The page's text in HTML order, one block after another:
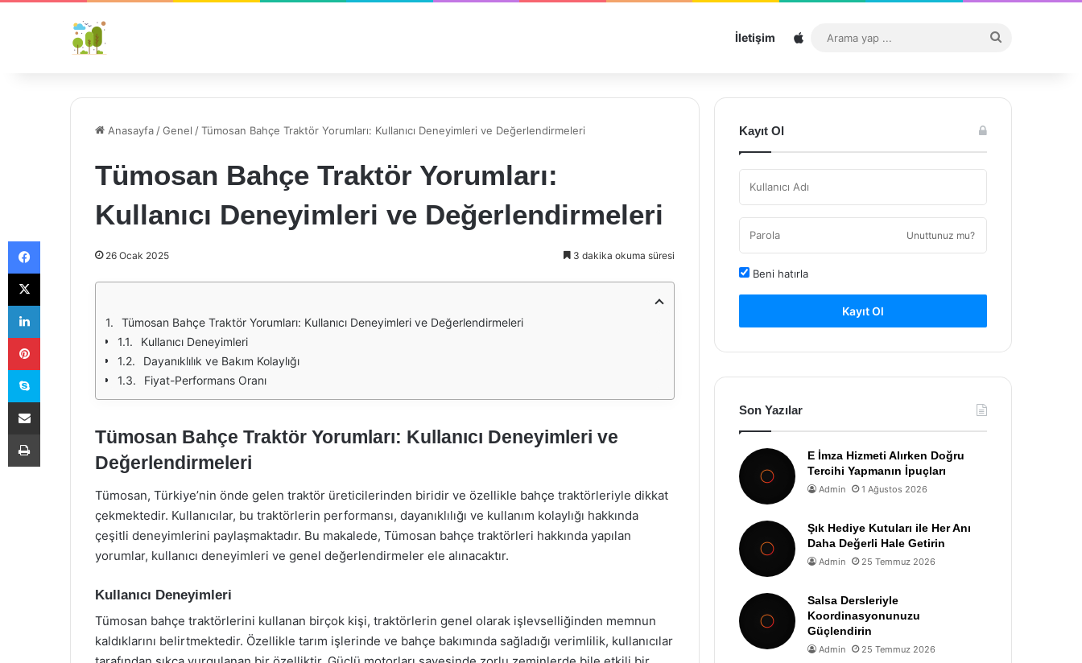
İletişim Sitemap
...
Anasayfa /Genel /Tümosan Bahçe Traktör Yorumları: Kullanıcı Deneyimleri ve Değerlendirmeleri
Tümosan Bahçe Traktör Yorumları:
Kullanıcı Deneyimleri ve Değerlendirmeleri
26 Ocak 2025 3 dakika okuma süresi
Tümosan Bahçe Traktör Yorumları: Kullanıcı Deneyimleri ve Değerlendirmeleri
Kullanıcı Deneyimleri
Dayanıklılık ve Bakım Kolaylığı
Fiyat-Performans Oranı
Tümosan Bahçe Traktör Yorumları: Kullanıcı Deneyimleri ve
Değerlendirmeleri
Tümosan, Türkiye’nin önde gelen traktör üreticilerinden biridir ve özellikle bahçe traktörleriyle dikkat
çekmektedir. Kullanıcılar, bu traktörlerin performansı, dayanıklılığı ve kullanım kolaylığı hakkında
çeşitli deneyimlerini paylaşmaktadır. Bu makalede, Tümosan bahçe traktörleri hakkında yapılan
yorumlar, kullanıcı deneyimleri ve genel değerlendirmeler ele alınacaktır.
Kullanıcı Deneyimleri
Tümosan bahçe traktörlerini kullanan birçok kişi, traktörlerin genel olarak işlevselliğinden memnun
kaldıklarını belirtmektedir. Özellikle tarım işlerinde ve bahçe bakımında sağladığı verimlilik, kullanıcılar
Kayıt Ol
Unuttunuz mu?
Beni hatırla
Kayıt Ol
Son Yazılar
E İmza Hizmeti Alırken Doğru
Tercihi Yapmanın İpuçları
Admin 1 Ağustos 2026
Şık Hediye Kutuları ile Her Anı
Daha Değerli Hale Getirin
Admin 25 Temmuz 2026
Salsa Dersleriyle
Koordinasyonunuzu
Güçlendirin
Admin 25 Temmuz 2026
Facebook
X
LinkedIn
Pinterest
Skype
E-Posta ile paylaş